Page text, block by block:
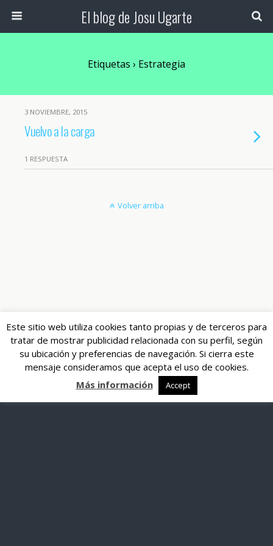
El blog de Josu Ugarte
Etiquetas › Estrategia
3 NOVIEMBRE, 2015
Vuelvo a la carga
1 RESPUESTA
Este sitio web utiliza cookies tanto propias y de terceros para
tratar de mostrar publicidad relacionada con su perfil, según
su ubicación y preferencias de navegación. Si cierra este
mensaje consideramos que acepta el uso de cookies.
Más información
Accept
Volver arriba